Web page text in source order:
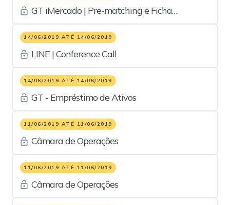
GT iMercado | Pre-matching e Ficha
Cadastral
14/06/2019 ATÉ 14/06/2019
LINE | Conference Call
14/06/2019 ATÉ 14/06/2019
GT - Empréstimo de Ativos
11/06/2019 ATÉ 11/06/2019
Câmara de Operações
11/06/2019 ATÉ 11/06/2019
Câmara de Operações